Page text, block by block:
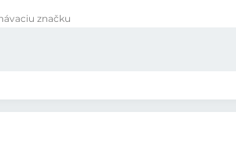
značku